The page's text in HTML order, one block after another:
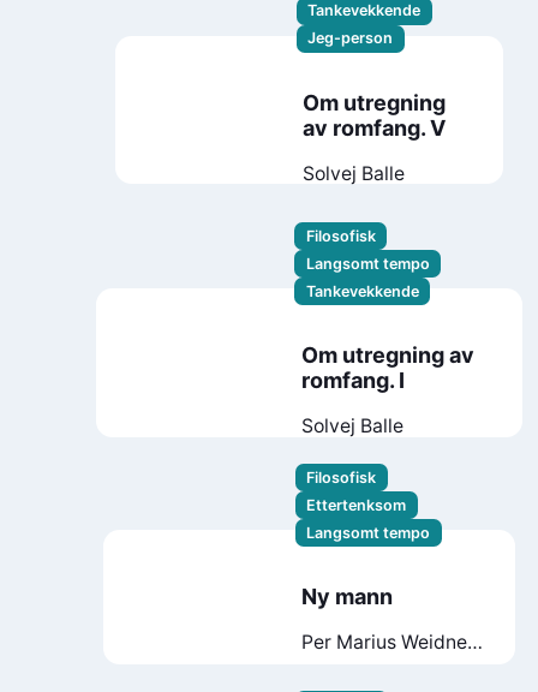
Tankevekkende
Jeg-person
Om utregning
av romfang. V
Solvej Balle
Filosofisk
Langsomt tempo
Tankevekkende
Om utregning av
romfang. I
Solvej Balle
Filosofisk
Ettertenksom
Langsomt tempo
Ny mann
Per Marius Weidner-